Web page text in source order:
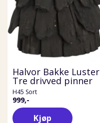
Halvor Bakke Luster
Tre drivved pinner
H45 Sort
999,-
Kjøp